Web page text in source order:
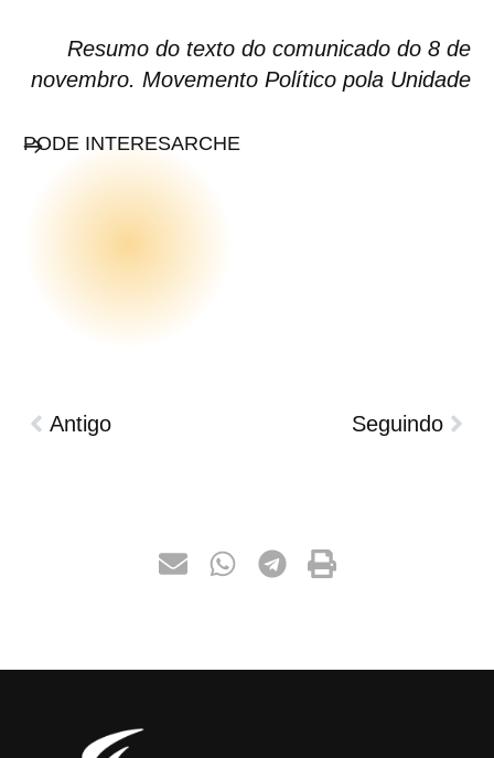
Resumo do texto do comunicado do 8 de
novembro. Movemento Político pola Unidade
PODE INTERESARCHE
Antigo Seguindo